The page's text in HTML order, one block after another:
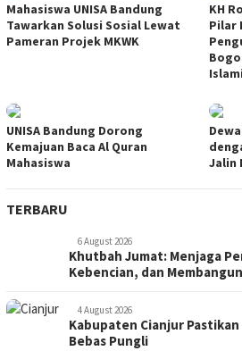
Mahasiswa UNISA Bandung
Tawarkan Solusi Sosial Lewat
Pameran Projek MKWK
KH
Pilar
Islami
UNISA Bandung Dorong
Kemajuan Baca Al Quran
Mahasiswa
Jalin
TERBARU
6 August 2026
Khutbah Jumat: Menjaga
Kebencian, dan
4 August 2026
Kabupaten Cianjur
Bebas Pungli